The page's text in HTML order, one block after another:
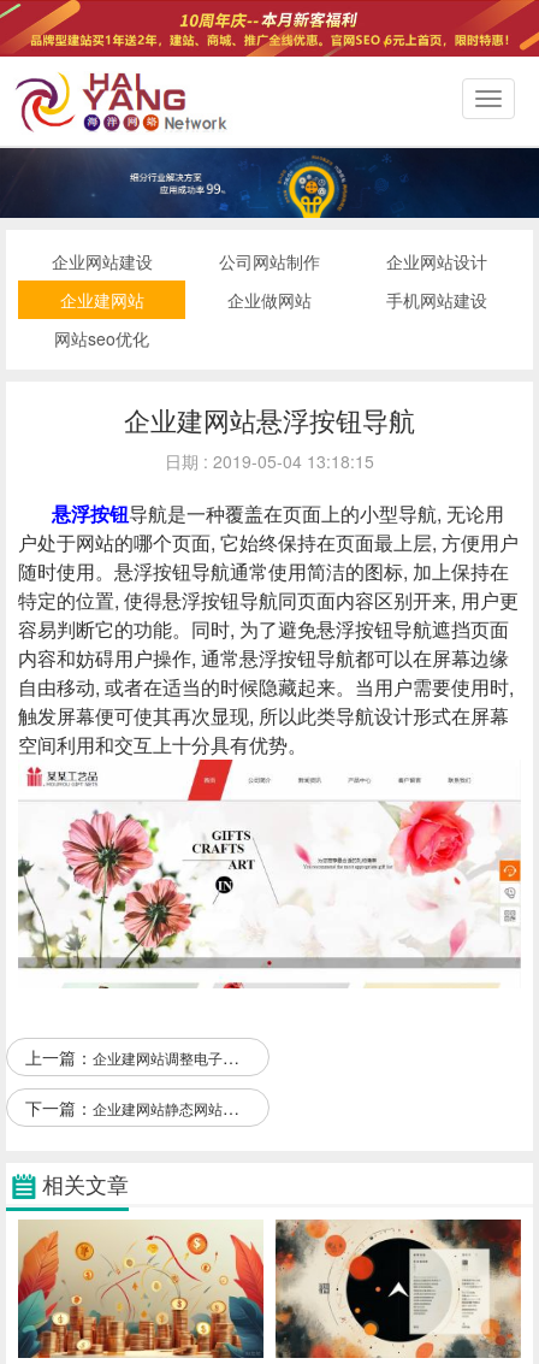
切
换
导
企业网站建设 公司网站制作
企业网站设计
企业建网站
企业做网站
手机网站建设
网站seo优化
企业建网站悬浮按钮导航
日期 : 2019-05-04 13:18:15
悬浮按钮导航是一种覆盖在页面上的小型导航, 无论用
户处于网站的哪个页面, 它始终保持在页面最上层, 方便用户
随时使用。悬浮按钮导航通常使用简洁的图标, 加上保持在
特定的位置, 使得悬浮按钮导航同页面内容区别开来, 用户更
容易判断它的功能。同时, 为了避免悬浮按钮导航遮挡页面
内容和妨碍用户操作, 通常悬浮按钮导航都可以在屏幕边缘
自由移动, 或者在适当的时候隐藏起来。当用户需要使用时,
触发屏幕便可使其再次显现, 所以此类导航设计形式在屏幕
空间利用和交互上十分具有优势。
上一篇： 企业建网站调整电子商务网站界面内容
下一篇： 企业建网站静态网站的缺点
相关文章